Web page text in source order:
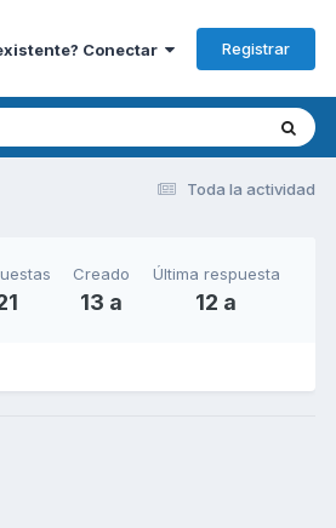
Conectar Registrar
Toda la actividad
Creado
13 a
Última respuesta
12 a